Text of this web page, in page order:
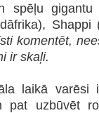
spēļu gigantu
komentēt,
ir skaļi.
laikā varēsi
pat uzbūvēt